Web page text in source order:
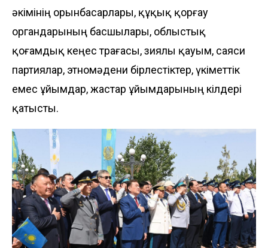
әкімінің орынбасарлары, құқық қорғау
органдарының басшылары, облыстық
қоғамдық кеңес төрағасы, зиялы қауым, саяси
партиялар, этномәдени бірлестіктер, үкіметтік
емес ұйымдар, жастар ұйымдарының өкілдері
қатысты.